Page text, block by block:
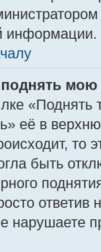
информации.
мою
«Поднять
её в
то
быть
ответив
нарушаете